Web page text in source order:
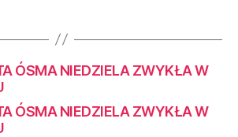
ÓSMA NIEDZIELA ZWYKŁA W
ÓSMA NIEDZIELA ZWYKŁA W